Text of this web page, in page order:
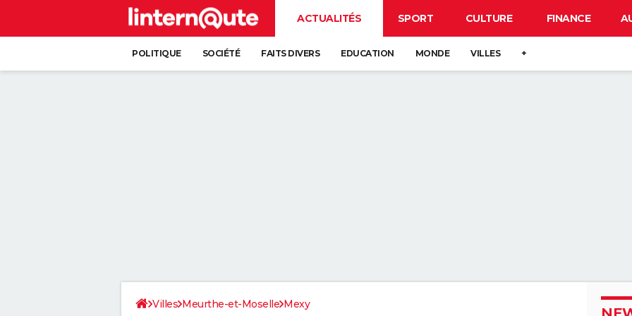
ACTUALITÉS SPORT CULTURE FINANCE
POLITIQUE SOCIÉTÉ FAITS DIVERS EDUCATION MONDE VILLES +
Villes Meurthe-et-Moselle Mexy